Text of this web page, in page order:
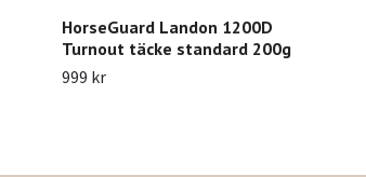
HorseGuard Landon 1200D
Turnout täcke standard 200g
999 kr